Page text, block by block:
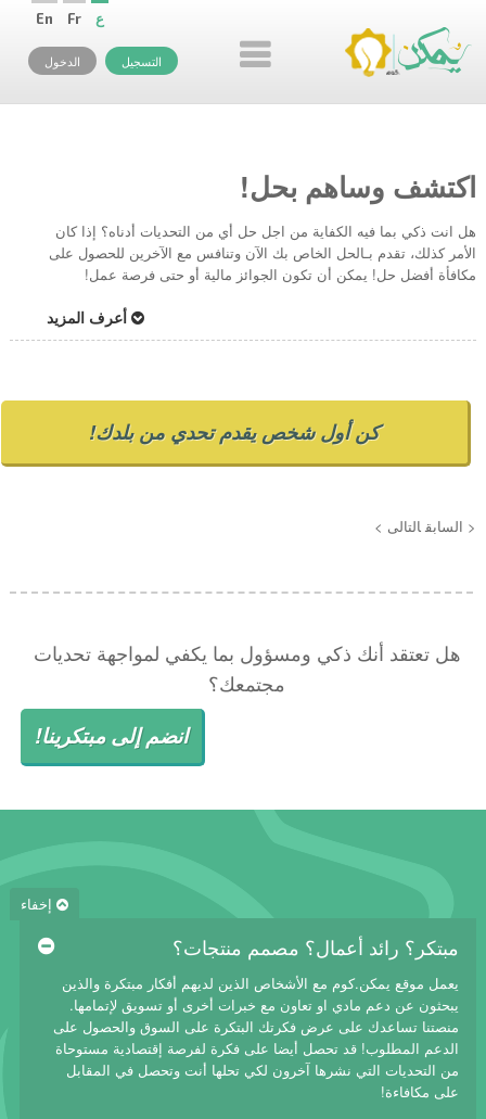
En Fr ع
التسجيل الدخول
اكتشف وساهم بحل!
هل انت ذكي بما فيه الكفاية من اجل حل أي من التحديات أدناه؟ إذا كان
الأمر كذلك، تقدم بـالحل الخاص بك الآن وتنافس مع الآخرين للحصول على
مكافأة أفضل حل! يمكن أن تكون الجوائز مالية أو حتى فرصة عمل!
أعرف المزيد
كن أول شخص يقدم تحدي من بلدك!
< السابق التالى >
هل تعتقد أنك ذكي ومسؤول بما يكفي لمواجهة تحديات
مجتمعك؟
انضم إلى مبتكرينا!
إخفاء
مبتكر؟ رائد أعمال؟ مصمم منتجات؟
يعمل موقع يمكن.كوم مع الأشخاص الذين لديهم أفكار مبتكرة والذين
يبحثون عن دعم مادي او تعاون مع خبرات أخرى أو تسويق لإتمامها.
منصتنا تساعدك على عرض فكرتك البتكرة على السوق والحصول على
الدعم المطلوب! قد تحصل أيضا على فكرة لفرصة إقتصادية مستوحاة
من التحديات التي نشرها آخرون لكي تحلها أنت وتحصل في المقابل
على مكافاءة!